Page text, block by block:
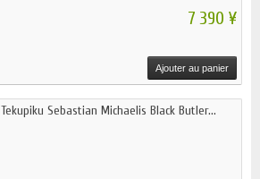
7 390 ¥
Ajouter au panier
Tekupiku Sebastian Michaelis Black Butler...